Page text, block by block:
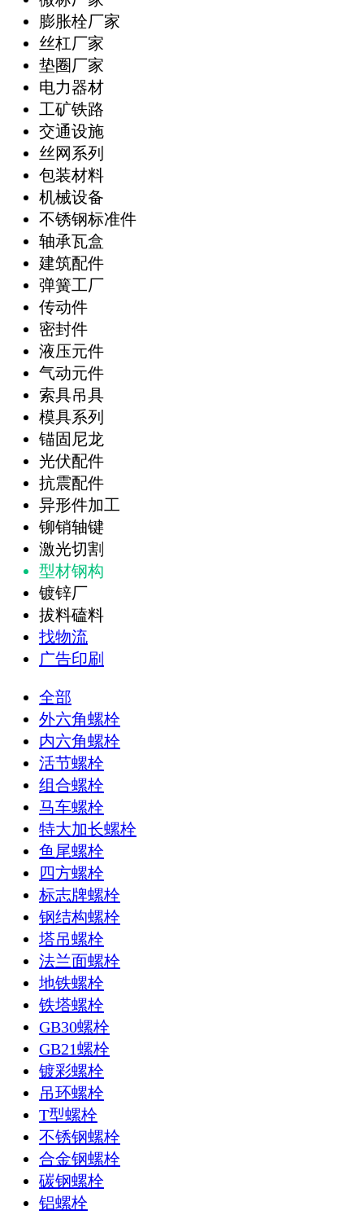
膨胀栓厂家
丝杠厂家
垫圈厂家
电力器材
工矿铁路
交通设施
丝网系列
包装材料
机械设备
不锈钢标准件
轴承瓦盒
建筑配件
弹簧工厂
传动件
密封件
液压元件
气动元件
索具吊具
模具系列
锚固尼龙
光伏配件
抗震配件
异形件加工
铆销轴键
激光切割
型材钢构
镀锌厂
拔料磕料
找物流
广告印刷
全部
外六角螺栓
内六角螺栓
活节螺栓
组合螺栓
马车螺栓
特大加长螺栓
鱼尾螺栓
四方螺栓
标志牌螺栓
钢结构螺栓
塔吊螺栓
法兰面螺栓
地铁螺栓
铁塔螺栓
GB30螺栓
GB21螺栓
镀彩螺栓
吊环螺栓
T型螺栓
不锈钢螺栓
合金钢螺栓
碳钢螺栓
铝螺栓